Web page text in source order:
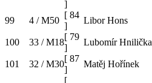
]
99
4 / M50
[ 84
]
Libor Hons
100 33 / M18
[ 79
]
Lubomír Hnilička
101 32 / M30
[ 87
]
Matěj Hořínek
[